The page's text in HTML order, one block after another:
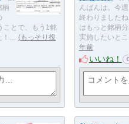
柄
ことで、もう1銘
！…
もっそり投
んばんは。今
終わりましたね
はもっと銘柄
実施したいとこ
年前
いいね！ 0